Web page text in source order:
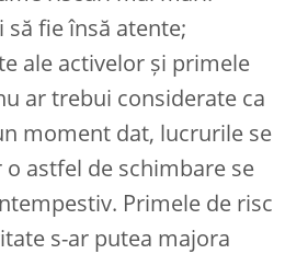
să fie însă atente;
ale activelor și primele
ar trebui considerate ca
moment dat, lucrurile se
astfel de schimbare se
Primele de risc
s-ar putea majora